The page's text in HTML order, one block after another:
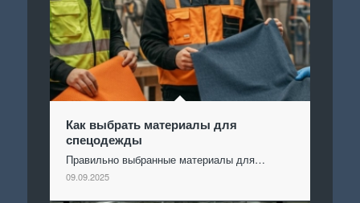
Как выбрать материалы для
спецодежды
Правильно выбранные материалы для…
09.09.2025